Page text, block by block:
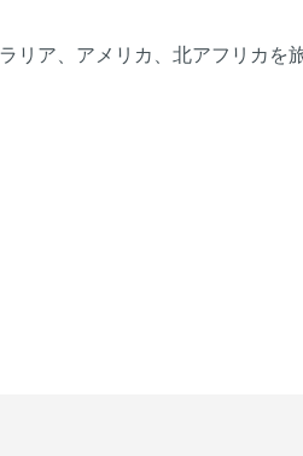
リア、アメリカ、北アフリカを